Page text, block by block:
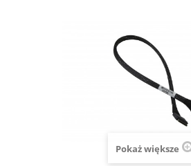
Pokaż większe